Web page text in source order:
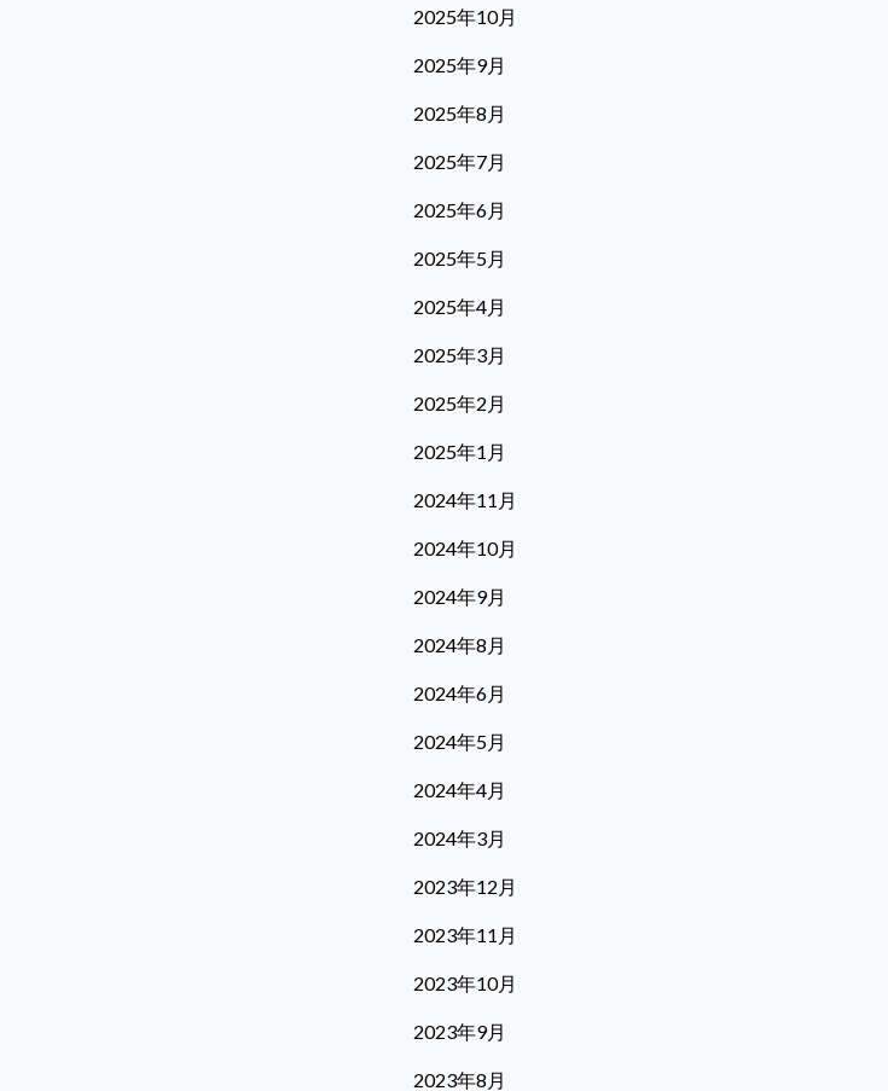
2025年10月
2025年9月
2025年8月
2025年7月
2025年6月
2025年5月
2025年4月
2025年3月
2025年2月
2025年1月
2024年11月
2024年10月
2024年9月
2024年8月
2024年6月
2024年5月
2024年4月
2024年3月
2023年12月
2023年11月
2023年10月
2023年9月
2023年8月